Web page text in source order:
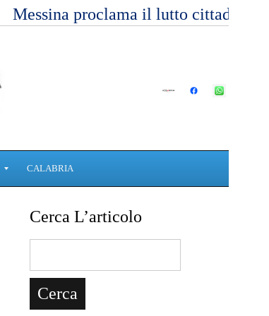
Messina proclama il lutto cittadino
CALABRIA
Cerca L’articolo